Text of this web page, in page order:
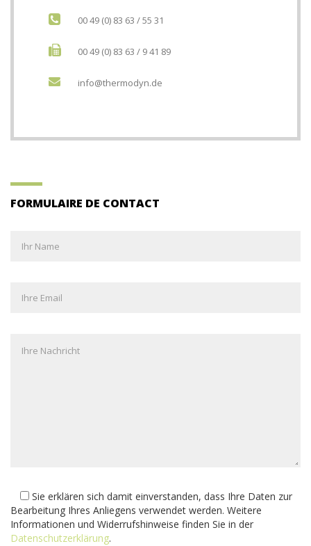
00 49 (0) 83 63 / 55 31
00 49 (0) 83 63 / 9 41 89
info@thermodyn.de
FORMULAIRE DE CONTACT
Sie erklären sich damit einverstanden, dass Ihre Daten zur
Bearbeitung Ihres Anliegens verwendet werden. Weitere
Informationen und Widerrufshinweise finden Sie in der
Datenschutzerklärung.